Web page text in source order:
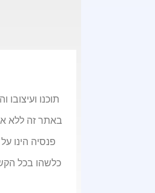
פנסיה הינו
כלשהו בכל